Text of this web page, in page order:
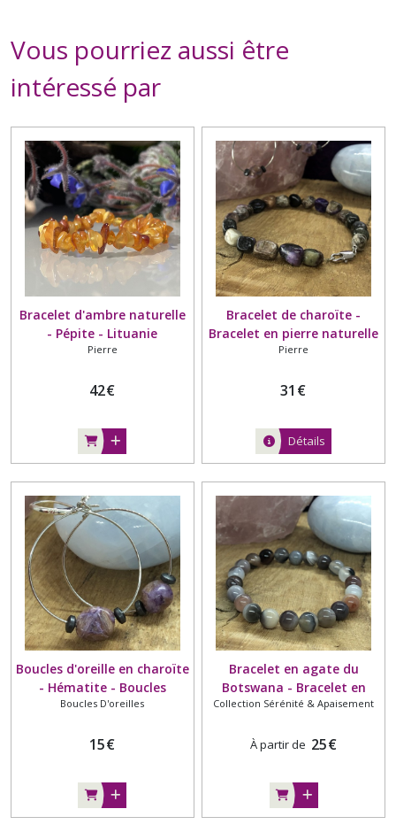
Vous pourriez aussi être
intéressé par
Bracelet d'ambre naturelle
- Pépite - Lituanie
Pierre
42€
Bracelet de charoïte -
Bracelet en pierre naturelle
avec fermoir mousqueton -
de détoxification
Pierre
31 €
Détails
Boucles d'oreille en charoïte
- Hématite - Boucles
d'oreilles - Galets - Russie
Boucles D'oreilles
15€
Bracelet en agate du
Botswana - Bracelet en
pierre naturelle. Grade A -
Collection Sérénité & Apaisement
À partir de 25€